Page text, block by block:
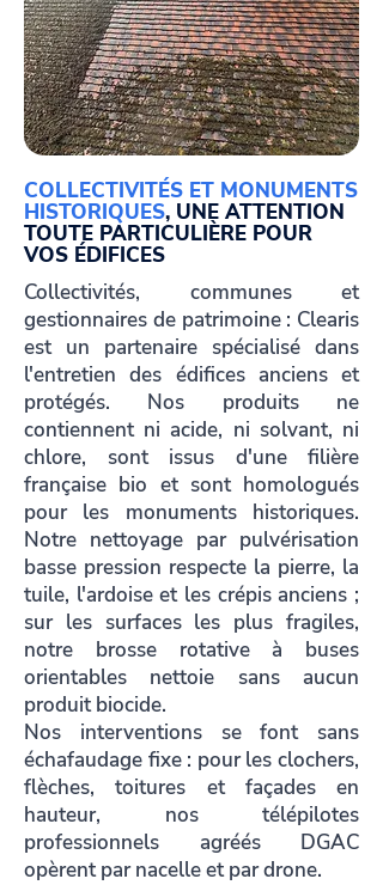
COLLECTIVITÉS ET MONUMENTS
HISTORIQUES, UNE ATTENTION
TOUTE PARTICULIÈRE POUR
VOS ÉDIFICES
Collectivités, communes et
gestionnaires de patrimoine: Clearis
est un partenaire spécialisé dans
l'entretien des édifices anciens et
protégés. Nos produits ne
contiennent ni acide, ni solvant, ni
chlore, sont issus d'une filière
française bio et sont homologués
pour les monuments historiques.
Notre nettoyage par pulvérisation
basse pression respecte la pierre, la
tuile, l'ardoise et les crépis anciens ;
sur les surfaces les plus fragiles,
notre brosse rotative à buses
orientables nettoie sans aucun
produit biocide.
Nos interventions se font sans
échafaudage fixe : pour les clochers,
flèches, toitures et façades en
hauteur, nos télépilotes
professionnels agréés DGAC
opèrent par nacelle et par drone.